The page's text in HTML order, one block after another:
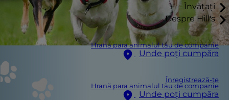
Învățați
Despre Hill's
Hrană para animalul tău de companie
Unde poți cumpăra
Înregistrează-te
Hrană para animalul tău de companie
Unde poți cumpăra